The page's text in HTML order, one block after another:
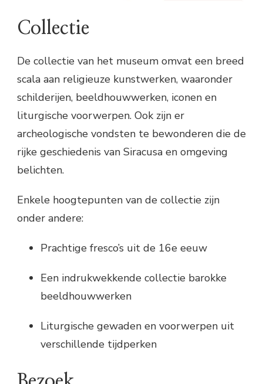
Collectie
De collectie van het museum omvat een breed
scala aan religieuze kunstwerken, waaronder
schilderijen, beeldhouwwerken, iconen en
liturgische voorwerpen. Ook zijn er
archeologische vondsten te bewonderen die de
rijke geschiedenis van Siracusa en omgeving
belichten.
Enkele hoogtepunten van de collectie zijn
onder andere:
Prachtige fresco’s uit de 16e eeuw
Een indrukwekkende collectie barokke
beeldhouwwerken
Liturgische gewaden en voorwerpen uit
verschillende tijdperken